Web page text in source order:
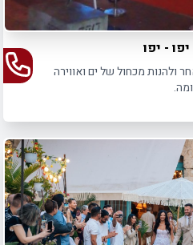
- יפו
ולהנות מכחול של ים ואווירה